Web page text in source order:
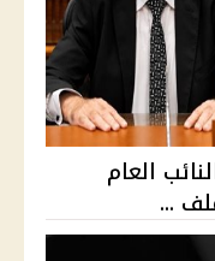
تناشد النائب العام
...